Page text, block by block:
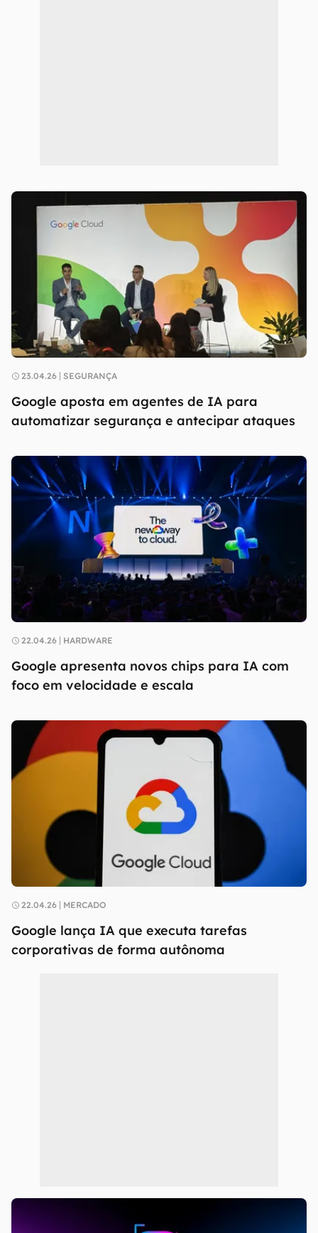
23.04.26 SEGURANÇA
Google aposta em agentes de IA para
automatizar segurança e antecipar ataques
22.04.26 HARDWARE
Google apresenta novos chips para IA com
foco em velocidade e escala
22.04.26 MERCADO
Google lança IA que executa tarefas
corporativas de forma autônoma